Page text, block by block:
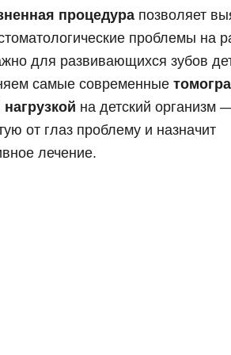
процедура позволяет
проблемы на
для развивающихся зубов
самые современные
на детский организм
от глаз проблему и назначит
лечение.